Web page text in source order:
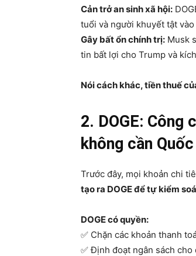
Cản trở an sinh xã hội:
tuổi và người khuyết tật
Gây bất ổn chính trị: Musk
tin bất lợi cho Trump và
Nói cách khác, tiền thuế
2. DOGE: Công
không cần
Trước đây, mọi khoản chi
tạo ra DOGE để tự kiểm
DOGE có quyền:
✅ Chặn các khoản thanh
✅ Định đoạt ngân sách